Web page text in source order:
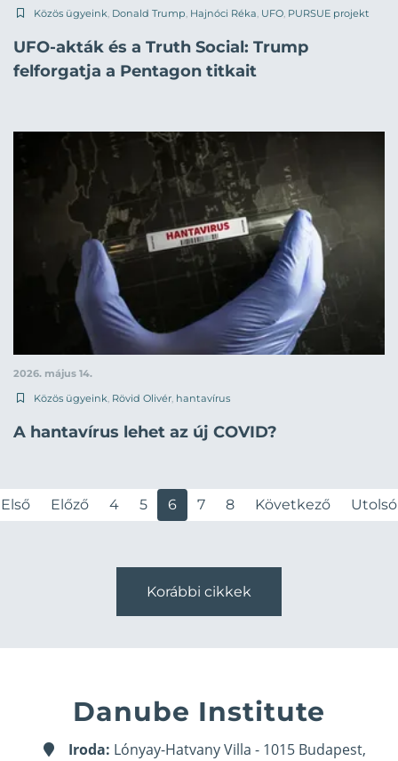
Közös ügyeink Donald Trump Hajnóci Réka UFO PURSUE projekt
UFO-akták és a Truth Social: Trump
felforgatja a Pentagon titkait
2026. május 14.
Közös ügyeink, Rövid Olivér, hantavírus
A hantavírus lehet az új COVID?
Első Előző 4 5 6 7 8 Következő Utolsó
Korábbi cikkek
Danube Institute
Iroda: Lónyay-Hatvany Villa - 1015 Budapest,